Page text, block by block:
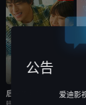
后来的我们 现
公告
爱迪影